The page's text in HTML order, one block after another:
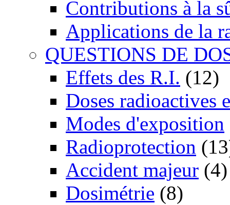
Contributions à la
Applications de la
QUESTIONS DE
Effets des R.I. (12)
Doses radioactives
Modes d'exposition
Radioprotection
Accident majeur (4)
Dosimétrie (8)